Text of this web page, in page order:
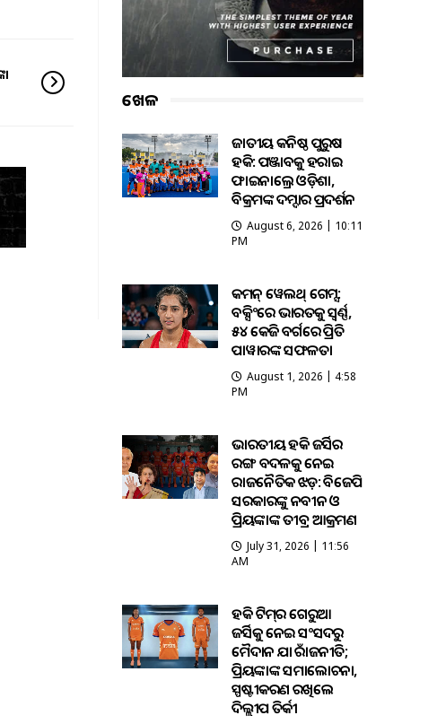
ଖେଳ
ଜାତୀୟ କନିଷ୍ଠ ପୁରୁଷ
ହକି: ପଞ୍ଜାବକୁ ହରାଇ
ଫାଇନାଲ୍ରେ ଓଡ଼ିଶା,
ବିକ୍ରମଙ୍କ ଦମ୍ଦାର ପ୍ରଦର୍ଶନ
August 6, 2026 | 10:11
PM
କମନ୍ ୱେଲଥ୍ ଗେମ୍ସ:
ବକ୍ସିଂରେ ଭାରତକୁ ସ୍ବର୍ଣ୍ଣ,
୫୪ କେଜି ବର୍ଗରେ ପ୍ରିତି
ପାୱାରଙ୍କ ସଫଳତା
August 1, 2026 | 4:58
PM
ଭାରତୀୟ ହକି ଜର୍ସିର
ରଙ୍ଗ ବଦଳକୁ ନେଇ
ରାଜନୈତିକ ଝଡ଼: ବିଜେପି
ସରକାରଙ୍କୁ ନବୀନ ଓ
ପ୍ରିୟଙ୍କାଙ୍କ ତୀବ୍ର ଆକ୍ରମଣ
July 31, 2026 | 11:56
AM
ହକି ଟିମ୍‌ର ଗେରୁଆ
ଜର୍ସିକୁ ନେଇ ସଂସଦରୁ
ମୈଦାନ ଯାଏଁ ରାଜନୀତି;
ପ୍ରିୟଙ୍କାଙ୍କ ସମାଲୋଚନା,
ସ୍ପଷ୍ଟୀକରଣ ରଖିଲେ
ଦିଲ୍ଲୀପ ତିର୍କୀ